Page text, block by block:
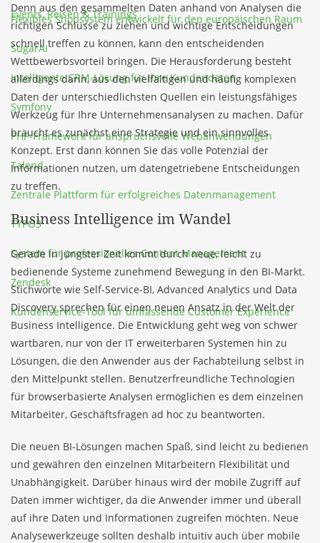
Flexibles Shopsystem entwickelt für den europäischen Raum
SugarAI
Intelligente CRM-Lösung für Ihre Kundendaten
Symfony
PHP-Framework für anspruchsvolle Webanwendungen
Talend
Zentrale Plattform für erfolgreiches Datenmanagement
TYPO3
System für professionelles Content Management
Zendesk
Kundenservice-Tool für umfassende Customer Experience
Events, Reisen & Trainings
Denn aus den gesammelten Daten anhand von Analysen die
richtigen Schlüsse zu ziehen und wichtige Entscheidungen
schnell treffen zu können, kann den entscheidenden
Wettbewerbsvorteil bringen. Die Herausforderung besteht
allerdings darin, aus den vielfältigen und häufig komplexen
Daten der unterschiedlichsten Quellen ein leistungsfähiges
Werkzeug für Ihre Unternehmensanalysen zu machen. Dafür
braucht es zunächst eine Strategie und ein sinnvolles
Konzept. Erst dann können Sie das volle Potenzial der
Informationen nutzen, um datengetriebene Entscheidungen
zu treffen.
Business Intelligence im Wandel
Gerade in jüngster Zeit kommt durch neue, leicht zu
bedienende Systeme zunehmend Bewegung in den BI-Markt.
Stichworte wie Self-Service-BI, Advanced Analytics und Data
Discovery sprechen für einen neuen Ansatz in der Welt der
Business Intelligence. Die Entwicklung geht weg von schwer
wartbaren, nur von der IT erweiterbaren Systemen hin zu
Lösungen, die den Anwender aus der Fachabteilung selbst in
den Mittelpunkt stellen. Benutzerfreundliche Technologien
für browserbasierte Analysen ermöglichen es dem einzelnen
Mitarbeiter, Geschäftsfragen ad hoc zu beantworten.
Die neuen BI-Lösungen machen Spaß, sind leicht zu bedienen
und gewähren den einzelnen Mitarbeitern Flexibilität und
Unabhängigkeit. Darüber hinaus wird der mobile Zugriff auf
Daten immer wichtiger, da die Anwender immer und überall
auf ihre Daten und Informationen zugreifen möchten. Neue
Analysewerkzeuge sollten deshalb intuitiv auch über mobile